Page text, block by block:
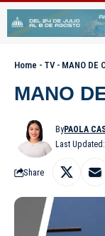
Home - TV- MANO DE
MANO
Last
ByPAOLA
Share